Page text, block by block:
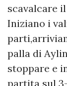
scavalcare
Iniziano i
palla di
stoppare e
partita sul